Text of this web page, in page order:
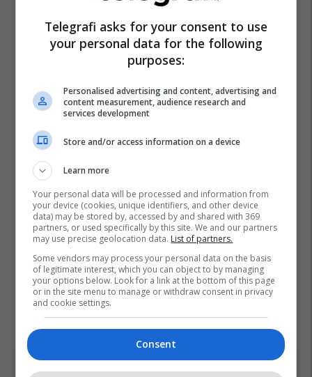
Telegrafi asks for your consent to use
your personal data for the following
purposes:
Personalised advertising and content, advertising and
content measurement, audience research and
services development
Store and/or access information on a device
Learn more
Your personal data will be processed and information from
your device (cookies, unique identifiers, and other device
data) may be stored by, accessed by and shared with 369
partners, or used specifically by this site. We and our partners
may use precise geolocation data. List of partners.
Some vendors may process your personal data on the basis
of legitimate interest, which you can object to by managing
your options below. Look for a link at the bottom of this page
or in the site menu to manage or withdraw consent in privacy
and cookie settings.
Consent